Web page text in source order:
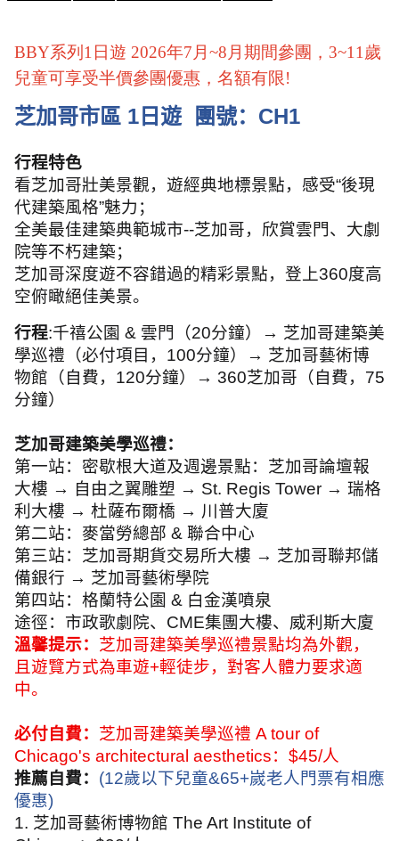
BBY系列1日遊 2026年7月~8月期間參團，3~11歲
兒童可享受半價參團優惠，名額有限!
芝加哥市區 1 日遊 團號： CH1
行程特色
看芝加哥壯美景觀，遊經典地標景點，感受“後現
代建築風格”魅力；
全美最佳建築典範城市--芝加哥，欣賞雲門、大劇
院等不朽建築；
芝加哥深度遊不容錯過的精彩景點，登上360度高
空俯瞰絕佳美景。
行程:千禧公園 & 雲門（20分鐘）→ 芝加哥建築美
學巡禮（必付項目， 100分鐘）→ 芝加哥藝術博
物館（自費， 120分鐘）→ 360芝加哥（自費， 75
分鐘）
芝加哥建築美學巡禮：
第一站：密歇根大道及週邊景點：芝加哥論壇報
大樓 → 自由之翼雕塑 → St. Regis Tower → 瑞格
利大樓 → 杜薩布爾橋 → 川普大廈
第二站：麥當勞總部 & 聯合中心
第三站：芝加哥期貨交易所大樓 → 芝加哥聯邦儲
備銀行 → 芝加哥藝術學院
第四站：格蘭特公園 & 白金漢噴泉
途徑：市政歌劇院、 CME集團大樓、威利斯大廈
溫馨提示： 芝加哥建築美學巡禮景點均為外觀，
且遊覽方式為車遊+輕徒步，對客人體力要求適
中。
必付自費： 芝加哥建築美學巡禮 A tour of
Chicago's architectural aesthetics： $45/人
推薦自費： (12歲以下兒童&65+嵗老人門票有相應
優惠)
1. 芝加哥藝術博物館 The Art Institute of